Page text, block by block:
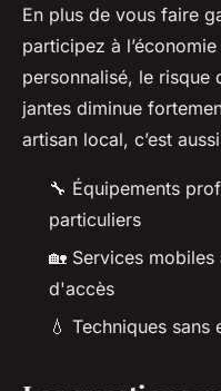
En plus de vous faire
participez à
personnalisé, le risque
jantes diminue
artisan local, c’est
🔧 Équipements
particuliers
🏡 Services
d'accès
💧 Techniques